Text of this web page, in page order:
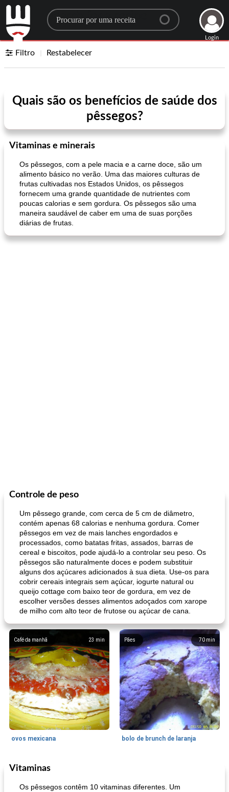
Search for a recipe
Login
Filtro Restabelecer
Quais são os benefícios de saúde dos
pêssegos?
Vitaminas e minerais
Os pêssegos, com a pele macia e a carne doce, são um
alimento básico no verão. Uma das maiores culturas de
frutas cultivadas nos Estados Unidos, os pêssegos
fornecem uma grande quantidade de nutrientes com
poucas calorias e sem gordura. Os pêssegos são uma
maneira saudável de caber em uma de suas porções
diárias de frutas.
Controle de peso
Um pêssego grande, com cerca de 5 cm de diâmetro,
contém apenas 68 calorias e nenhuma gordura. Comer
pêssegos em vez de mais lanches engordados e
processados, como batatas fritas, assados, barras de
cereal e biscoitos, pode ajudá-lo a controlar seu peso. Os
pêssegos são naturalmente doces e podem substituir
alguns dos açúcares adicionados à sua dieta. Use-os para
cobrir cereais integrais sem açúcar, iogurte natural ou
queijo cottage com baixo teor de gordura, em vez de
escolher versões desses alimentos adoçados com xarope
de milho com alto teor de frutose ou açúcar de cana.
23 min
Café da manhã
ovos mexicana
70 min
Pães
bolo de brunch de laranja
Pães De Fermento
Vitaminas
Os pêssegos contêm 10 vitaminas diferentes. Um